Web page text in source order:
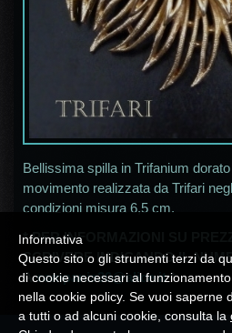
Bellissima spilla in Trifanium
movimento realizzata da Trifari
condizioni misura 6,5 cm.
* PER INFORMAZIONI SU
SCRIVERE INDICANDO IL
Acampania30@alice.it*
Informativa
Questo sito o gli strumenti terzi da
di cookie necessari al
nella cookie policy. Se vuoi saperne
a tutti o ad alcuni cookie, consulta la